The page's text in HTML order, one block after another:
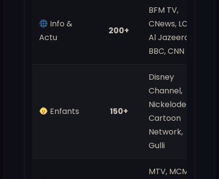
Info &
Actu
200+
BFM TV,
CNews, LCI,
Al Jazeera,
BBC, CNN
Enfants 150+
Disney
Channel,
Nickelodeon,
Cartoon
Network,
Gulli
MTV, MCM,